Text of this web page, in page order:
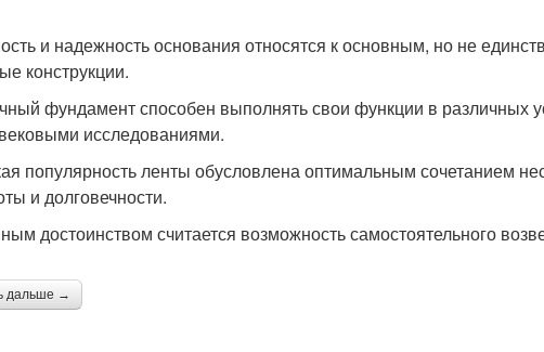
и надежность основания относятся к основным, но не
конструкции.
фундамент способен выполнять свои функции в различных
исследованиями.
популярность ленты обусловлена оптимальным сочетанием
и долговечности.
достоинством считается возможность самостоятельного
дальше →